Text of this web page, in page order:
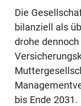
Die
bilanziell als
drohe
bis Ende 2031.